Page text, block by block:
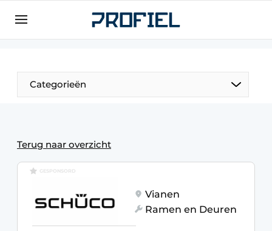
Aanmelden
Bedrijven
Contact
Evenement aanmelden
Meest gelezen
Podcasts
Privacy / Cookie statement
Categorieën
Terug naar overzicht
GESPONSORD
Vianen
Ramen en Deuren